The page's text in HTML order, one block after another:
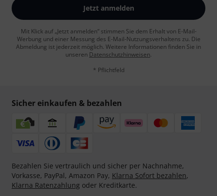
Jetzt anmelden
Mit Klick auf „Jetzt anmelden“ stimmen Sie dem Erhalt von E-Mail-
Werbung und einer Messung des E-Mail-Nutzungsverhaltens zu. Die
Abmeldung ist jederzeit möglich. Weitere Informationen finden Sie in
unseren Datenschutzhinweisen.
* Pflichtfeld
Sicher einkaufen & bezahlen
Bezahlen Sie vertraulich und sicher per Nachnahme,
Vorkasse, PayPal, Amazon Pay, Klarna Sofort bezahlen,
Klarna Ratenzahlung oder Kreditkarte.